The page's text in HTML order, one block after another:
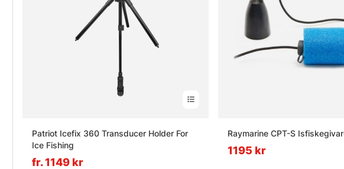
Patriot Icefix 360 Transducer Holder For
Ice Fishing
fr. 1149 kr
Raymarine CPT-S
1195 kr